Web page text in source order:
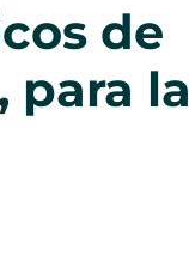
de
para la